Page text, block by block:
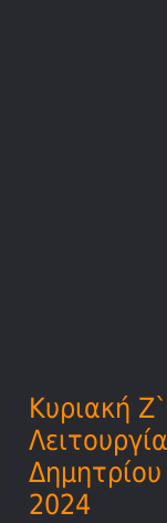
Κυριακή
2024